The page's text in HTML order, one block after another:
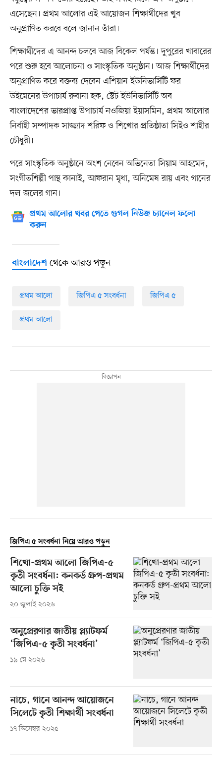
এসেছেন। প্রথম আলোর এই আয়োজন শিক্ষার্থীদের খুব
অনুপ্রাণিত করবে বলে জানান তাঁরা।
শিক্ষার্থীদের এ আনন্দ চলবে আজ বিকেল পর্যন্ত। দুপুরের খাবারের
পরে শুরু হবে আলোচনা ও সাংস্কৃতিক অনুষ্ঠান। আজ শিক্ষার্থীদের
অনুপ্রাণিত করে বক্তব্য দেবেন এশিয়ান ইউনিভার্সিটি ফর
উইমেনের উপাচার্য রুবানা হক, স্টেট ইউনিভার্সিটি অব
বাংলাদেশের ভারপ্রাপ্ত উপাচার্য নওজিয়া ইয়াসমিন, প্রথম আলোর
নির্বাহী সম্পাদক সাজ্জাদ শরিফ ও শিখোর প্রতিষ্ঠাতা সিইও শাহীর
চৌধুরী।
পরে সাংস্কৃতিক অনুষ্ঠানে অংশ নেবেন অভিনেতা সিয়াম আহমেদ,
সংগীতশিল্পী পান্থ কানাই, আফরান মৃধা, অনিমেষ রায় এবং গানের
দল জলের গান।
প্রথম আলোর খবর পেতে গুগল নিউজ চ্যানেল ফলো
করুন
বাংলাদেশথেকে আরও পড়ুন
প্রথম আলো জিপিএ ৫ সংবর্ধনা জিপিএ ৫
প্রথম আলো
জিপিএ ৫ সংবর্ধনা নিয়ে আরও পড়ুন
শিখো-প্রথম আলো জিপিএ-৫
কৃতী সংবর্ধনা: কনকর্ড গ্রুপ-প্রথম
আলো চুক্তি সই
২০ জুলাই ২০২৬
অনুপ্রেরণার জাতীয় প্ল্যাটফর্ম
‘জিপিএ-৫ কৃতী সংবর্ধনা’
১৯ মে ২০২৬
নাচে, গানে আনন্দ আয়োজনে
সিলেটে কৃতী শিক্ষার্থী সংবর্ধনা
১৭ ডিসেম্বর ২০২৫